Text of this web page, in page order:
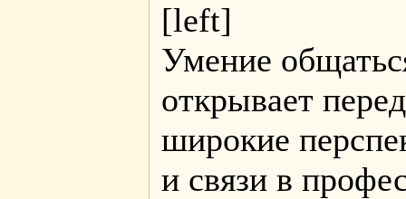
[left]
Умение
открывает
широкие
и связи в